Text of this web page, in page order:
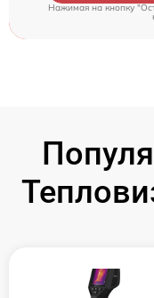
Нажимая на кнопку